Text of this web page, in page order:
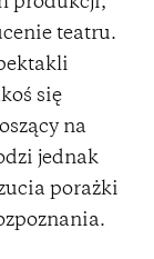
teatru.
się
na
jednak
porażki